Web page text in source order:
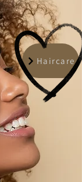
Haircare